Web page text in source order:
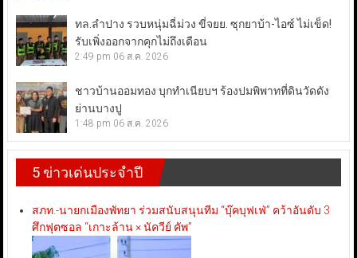
ทล.ลำปาง รวบหนุ่มฉี่ม่วง ขี่จยย. ซุกยาบ้า-ไอซ์ ไม่เข็ด!
รับเพิ่งออกจากคุกไม่ถึงเดือน
2:49 pm 06 ส.ค. 2026
ชาวบ้านออมทอง บุกทำเนียบฯ ร้องปมพิพาทที่ดินวัดดัง
ย่านบางปู
1:48 pm 06 ส.ค. 2026
5 ข่าวเด่นประจำปี
สภท.-นายกเมืองพัทยา ร่วมสนับสนุนทีม “บุ๊คบุฟเฟ่” คว้าอันดับ 3
ศึกฟุตซอล “เกาะล้าน × นัควีย์ คัพ”